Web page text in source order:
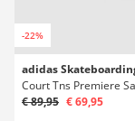
-22%
adidas
€ 89,95 € 69,95